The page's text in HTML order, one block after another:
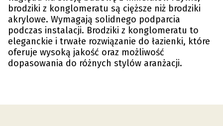
brodziki z konglomeratu są cięższe niż brodziki
akrylowe. Wymagają solidnego podparcia
podczas instalacji. Brodziki z konglomeratu to
eleganckie i trwałe rozwiązanie do łazienki, które
oferuje wysoką jakość oraz możliwość
dopasowania do różnych stylów aranżacji.